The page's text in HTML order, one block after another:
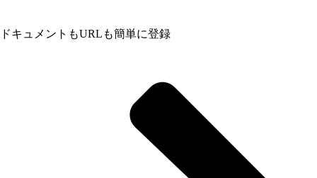
ドキュメントもURLも簡単に登録